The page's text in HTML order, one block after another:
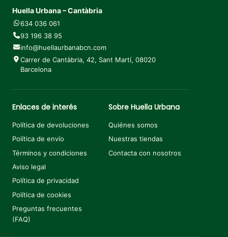
Huella Urbana – Cantàbria
634 036 061
93 196 38 95
info@huellaurbanabcn.com
Carrer de Cantàbria, 42, Sant Martí, 08020
Barcelona
Enlaces de interés
Política de devoluciones
Política de envío
Términos y condiciones
Aviso legal
Política de privacidad
Política de cookies
Preguntas frecuentes
(FAQ)
Sobre Huella Urbana
Quiénes somos
Nuestras tiendas
Contacta con nosotros